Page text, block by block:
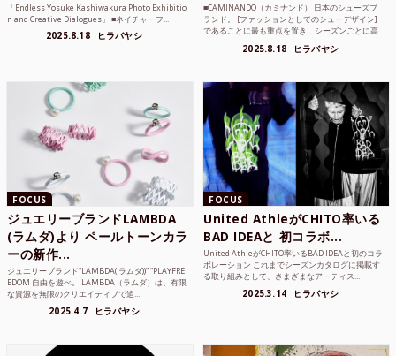
「Endless Yosuke Kashiwakura Photo Exhibitio
n and Creative Dialogues」 ■ネイチャーフ...
2025.8.18 ヒラバヤシ
■CAMINANDO（カミナンド） 日本のシューズブ
ランド。 [ファッションとしてのシューデザイン]
であることに最も重点を置き、シーズンごとに高
2025.8.18 ヒラバヤシ
FOCUS
ジュエリーブランドLAMBDA
(ラムダ)より ペールトーンカラ
ーの新作...
ジュエリーブランド“LAMBDA( ラムダ))” “PLAYFRE
EDOM 自由を遊べ。 LAMBDA（ラムダ）は、有限
な資源を無限のクリエイティブで追...
2025.4.7 ヒラバヤシ
FOCUS
United AthleがCHITO率いる
BAD IDEAと 初コラボ...
United AthleがCHITO率いるBAD IDEAと初のコラ
ボレーション これまでシーズンカタログに掲載す
る取り組みとして、さまざまなアーティス...
2025.3.14 ヒラバヤシ